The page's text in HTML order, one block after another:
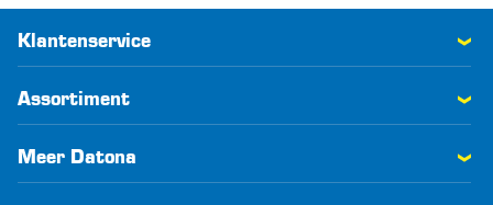
Klantenservice
Assortiment
Meer Datona